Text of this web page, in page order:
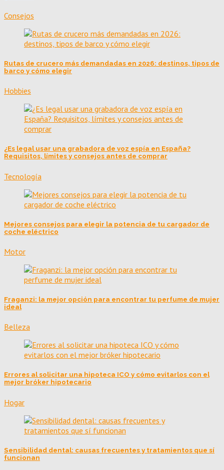
Consejos
Rutas de crucero más demandadas en 2026: destinos, tipos de
barco y cómo elegir
Hobbies
¿Es legal usar una grabadora de voz espía en España?
Requisitos, límites y consejos antes de comprar
Tecnología
Mejores consejos para elegir la potencia de tu cargador de
coche eléctrico
Motor
Fraganzi: la mejor opción para encontrar tu perfume de mujer
ideal
Belleza
Errores al solicitar una hipoteca ICO y cómo evitarlos con el
mejor bróker hipotecario
Hogar
Sensibilidad dental: causas frecuentes y tratamientos que sí
funcionan